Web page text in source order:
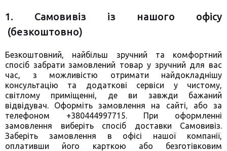
1. Самовивіз із нашого офісу
(безкоштовно)
Безкоштовний, найбільш зручний та комфортний
спосіб забрати замовлений товар у зручний для вас
час, з можливістю отримати найдокладнішу
консультацію та додаткові сервіси у чистому,
світлому приміщенні, де ви завжди бажаний
відвідувач. Оформіть замовлення на сайті, або за
телефоном +380444997715. При оформленні
замовлення виберіть спосіб доставки Самовивіз.
Заберіть замовлення в офісі нашої компанії,
оплативши його карткою або безготівковим